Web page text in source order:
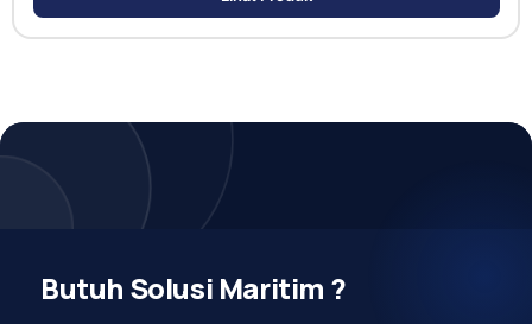
Butuh Solusi Maritim ?